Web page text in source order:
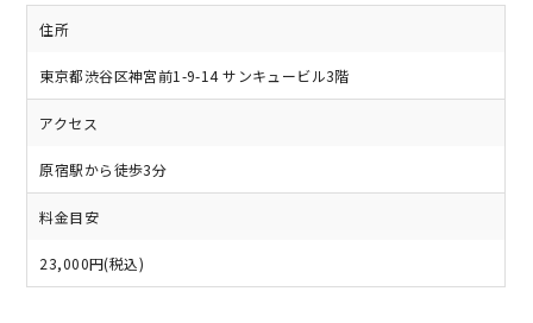
住所
東京都渋谷区神宮前1-9-14 サンキュービル3階
アクセス
原宿駅から徒歩3分
料金目安
23,000円(税込)